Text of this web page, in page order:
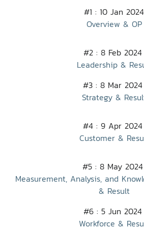
#1 : 10 Jan 2024
Overview & OP
#2 : 8 Feb 2024
Leadership &
#3 : 8 Mar 2024
Strategy &
#4 : 9 Apr 2024
Customer &
#5 : 8 May 2024
Measurement, Analysis, and
& Result
#6 : 5 Jun 2024
Workforce &